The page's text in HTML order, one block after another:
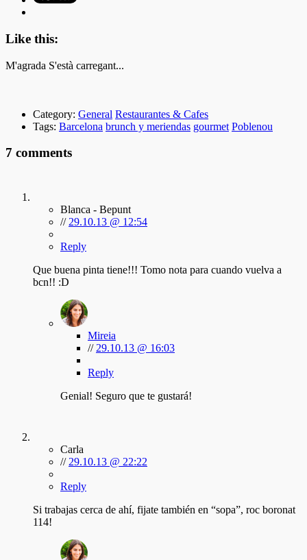
Like this:
M'agrada S'està carregant...
Category: General Restaurantes & Cafes
Tags: Barcelona brunch y meriendas gourmet Poblenou
7 comments
Blanca - Bepunt
// 29.10.13 @ 12:54
Reply
Que buena pinta tiene!!! Tomo nota para cuando vuelva a
bcn!! :D
Mireia
// 29.10.13 @ 16:03
Reply
Genial! Seguro que te gustará!
Carla
// 29.10.13 @ 22:22
Reply
Si trabajas cerca de ahí, fijate también en “sopa”, roc boronat
114!